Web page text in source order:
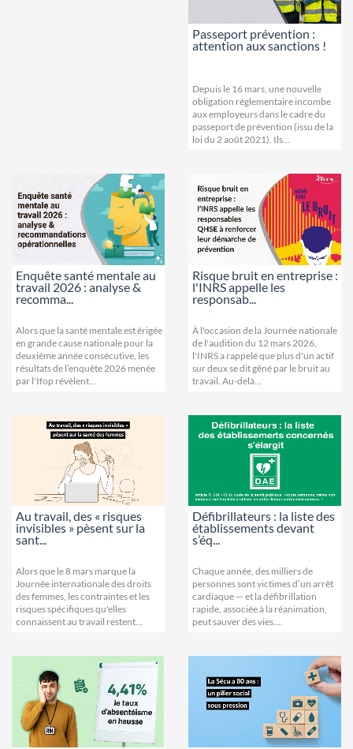
Passeport prévention :
attention aux sanctions !
Depuis le 16 mars, une nouvelle
obligation réglementaire incombe
aux employeurs dans le cadre du
passeport de prévention (issu de la
loi du 2 août 2021). Ils...
Enquête santé mentale au
travail 2026 : analyse &
recomma...
Alors que la santé mentale est érigée
en grande cause nationale pour la
deuxième année consécutive, les
résultats de l’enquête 2026 menée
par l'Ifop révèlent...
Risque bruit en entreprise :
l'INRS appelle les
responsab...
À l'occasion de la Journée nationale
de l'audition du 12 mars 2026,
l'INRS a rappelé que plus d'un actif
sur deux se dit gêné par le bruit au
travail. Au-delà...
Au travail, des « risques
invisibles » pèsent sur la
sant...
Alors que le 8 mars marque la
Journée internationale des droits
des femmes, les contraintes et les
risques spécifiques qu'elles
connaissent au travail restent...
Défibrillateurs : la liste des
établissements devant
s’éq...
Chaque année, des milliers de
personnes sont victimes d’un arrêt
cardiaque — et la défibrillation
rapide, associée à la réanimation,
peut sauver des vies....